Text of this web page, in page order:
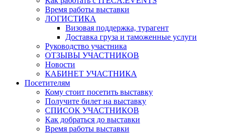
Время работы выставки
ЛОГИСТИКА
Визовая поддержка, турагент
Доставка груза и таможенные услуги
Руководство участника
ОТЗЫВЫ УЧАСТНИКОВ
Новости
КАБИНЕТ УЧАСТНИКА
Посетителям
Кому стоит посетить выставку
Получите билет на выставку
СПИСОК УЧАСТНИКОВ
Как добраться до выставки
Время работы выставки